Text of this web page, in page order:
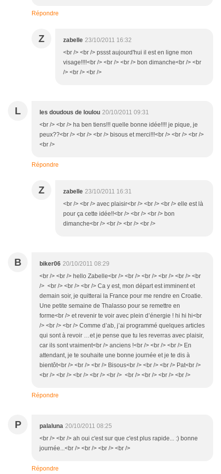
Répondre
Z zabelle 23/10/2011 16:32
<br /> <br /> pssst aujourd'hui il est en ligne mon
visage!!!!<br /> <br /> <br /> bon dimanche<br /> <br
/> <br /> <br />
L les doudous de loulou 20/10/2011 09:31
<br /> <br /> ha ben tiens!!! quelle bonne idée!!!! je pique, je
peux??<br /> <br /> <br /> bisous et merci!!!<br /> <br /> <br />
<br />
Répondre
Z zabelle 23/10/2011 16:31
<br /> <br /> avec plaisir<br /> <br /> <br /> elle est là
pour ça cette idée!!<br /> <br /> <br /> bon
dimanche<br /> <br /> <br /> <br />
B biker06 20/10/2011 08:29
<br /> <br /> hello Zabelle<br /> <br /> <br /> <br /> <br /> <br
/> <br /> <br /> <br /> Ca y est, mon départ est imminent et
demain soir, je quitterai la France pour me rendre en Croatie.
Une petite semaine de Thalasso pour se remettre en
forme<br /> et revenir te voir avec plein d’énergie ! hi hi hi<br
/> <br /> <br /> Comme d’ab, j’ai programmé quelques articles
qui sont à revoir …et je pense que tu les reverras avec plaisir,
car ils sont vraiment<br /> anciens !<br /> <br /> <br /> En
attendant, je te souhaite une bonne journée et je te dis à
bientôt<br /> <br /> <br /> Bisous<br /> <br /> <br /> Pat<br />
<br /> <br /> <br /> <br /> <br /> <br /> <br /> <br /> <br />
Répondre
P palaluna 20/10/2011 08:25
<br /> <br /> ah oui c'est sur que c'est plus rapide... :) bonne
journée...<br /> <br /> <br /> <br />
Répondre